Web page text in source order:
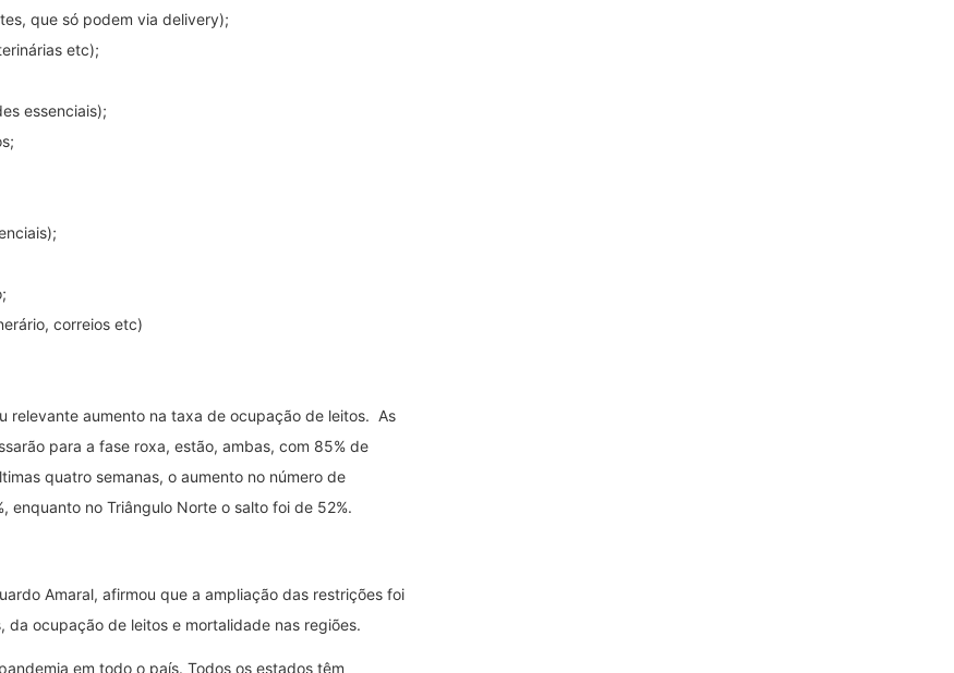
que só podem via delivery);
etc);
essenciais);
correios etc)
relevante aumento na taxa de ocupação de leitos. As
para a fase roxa, estão, ambas, com 85% de
quatro semanas, o aumento no número de
enquanto no Triângulo Norte o salto foi de 52%.
Amaral, afirmou que a ampliação das restrições foi
ocupação de leitos e mortalidade nas regiões.
em todo o país. Todos os estados têm